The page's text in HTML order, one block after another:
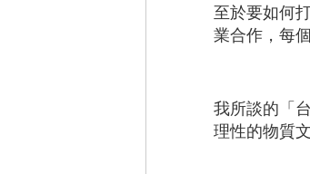
至於要如何
業合作，每
我所談的「
理性的物質